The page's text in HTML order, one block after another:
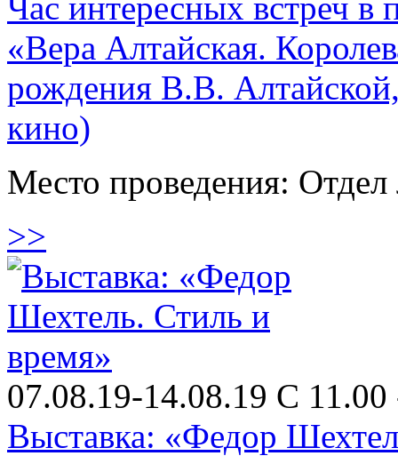
«Вера Алтайская.
рождения В.В. Алтайской,
кино)
Место проведения: Отдел
>>
07.08.19-14.08.19 С 11.00
Выставка: «Федор